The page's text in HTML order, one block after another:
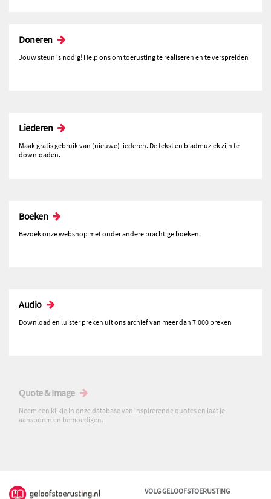
Doneren
Jouw steun is nodig! Help ons om toerusting te realiseren en te verspreiden
Liederen
Maak gratis gebruik van (nieuwe) liederen. De tekst en bladmuziek zijn te
downloaden.
Boeken
Bezoek onze webshop met onder andere prachtige boeken.
Audio
Download en luister preken uit ons archief van meer dan 7.000 preken
Quote & Image
Neem een kijkje in onze database van inspirerende quotes en laat je
aansporen en bemoedigen.
VOLG GELOOFSTOERUSTING